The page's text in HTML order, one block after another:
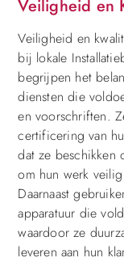
Veiligheid en
Veiligheid en
bij lokale
begrijpen het
diensten die
en voorschriften.
certificering van
dat ze beschikken
om hun werk
Daarnaast
apparatuur die
waardoor ze
leveren aan hun